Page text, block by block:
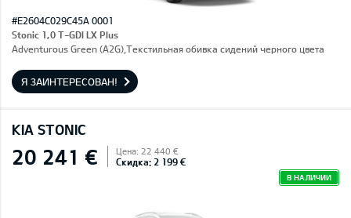
#E2604C029C45A 0001
Stonic 1,0 T-GDI LX Plus
Adventurous Green (A2G),Текстильная обивка сидений черного цвета
Я ЗАИНТЕРЕСОВАН!
KIA STONIC
20 241 € Цена: 22 440 €
Скидка: 2 199 €
В НАЛИЧИИ